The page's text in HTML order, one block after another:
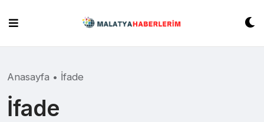
content
Anasayfa • İfade
İfade